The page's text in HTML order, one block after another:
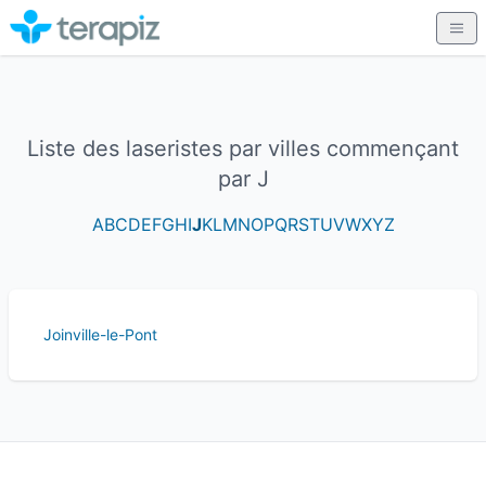
Liste des laseristes par villes commençant
par J
ABCDEFGHIJKLMNOPQRSTUVWXYZ
Joinville-le-Pont